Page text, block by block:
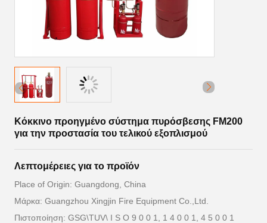
Κόκκινο προηγμένο σύστημα πυρόσβεσης FM200
για την προστασία του τελικού εξοπλισμού
Λεπτομέρειες για το προϊόν
Place of Origin: Guangdong, China
Μάρκα: Guangzhou Xingjin Fire Equipment Co.,Ltd.
Πιστοποίηση: GSG\TUV\ I S O 9 0 0 1, 1 4 0 0 1, 4 5 0 0 1